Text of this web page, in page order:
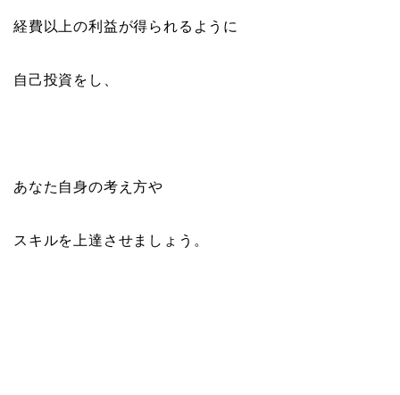
経費以上の利益が得られるように
自己投資をし、
あなた自身の考え方や
スキルを上達させましょう。